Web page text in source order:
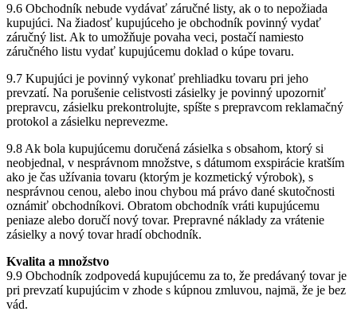
9.6 Obchodník nebude vydávať záručné listy, ak o to nepožiada
kupujúci. Na žiadosť kupujúceho je obchodník povinný vydať
záručný list. Ak to umožňuje povaha veci, postačí namiesto
záručného listu vydať kupujúcemu doklad o kúpe tovaru.
9.7 Kupujúci je povinný vykonať prehliadku tovaru pri jeho
prevzatí. Na porušenie celistvosti zásielky je povinný upozorniť
prepravcu, zásielku prekontrolujte, spíšte s prepravcom reklamačný
protokol a zásielku neprevezme.
9.8 Ak bola kupujúcemu doručená zásielka s obsahom, ktorý si
neobjednal, v nesprávnom množstve, s dátumom exspirácie kratším
ako je čas užívania tovaru (ktorým je kozmetický výrobok), s
nesprávnou cenou, alebo inou chybou má právo dané skutočnosti
oznámiť obchodníkovi. Obratom obchodník vráti kupujúcemu
peniaze alebo doručí nový tovar. Prepravné náklady za vrátenie
zásielky a nový tovar hradí obchodník.
Kvalita a množstvo
9.9 Obchodník zodpovedá kupujúcemu za to, že predávaný tovar je
pri prevzatí kupujúcim v zhode s kúpnou zmluvou, najmä, že je bez
vád.